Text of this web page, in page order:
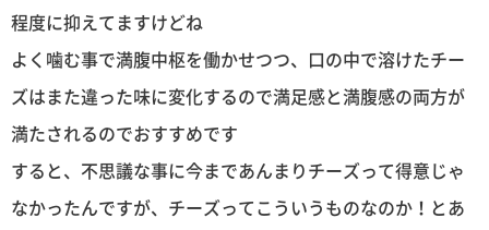
程度に抑えてますけどね
よく噛む事で満腹中枢を働かせつつ、口の中で溶けたチー
ズはまた違った味に変化するので満足感と満腹感の両方が
満たされるのでおすすめです
すると、不思議な事に今まであんまりチーズって得意じゃ
なかったんですが、チーズってこういうものなのか！とあ